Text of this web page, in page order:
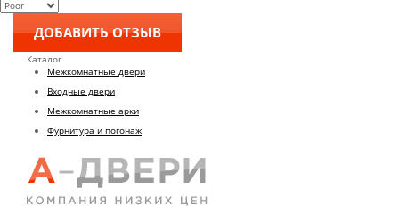
Каталог
Межкомнатные двери
Входные двери
Межкомнатные арки
Фурнитура и погонаж